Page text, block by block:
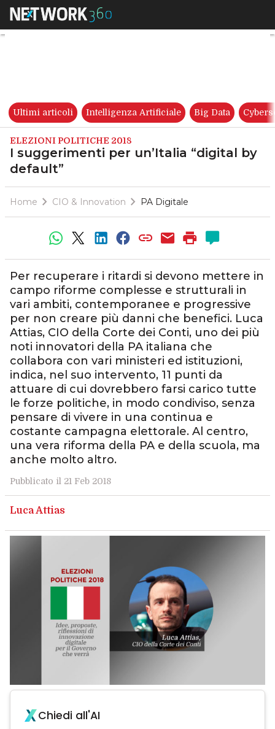
I suggerimenti per un’Italia
Ultimi articoli Intelligenza Artificiale Big Data
ELEZIONI POLITICHE 2018
I suggerimenti per un’Italia “digital by
default”
Home CIO & Innovation PA Digitale
Per recuperare i ritardi si devono mettere in
campo riforme complesse e strutturali in
vari ambiti, contemporanee e progressive
per non creare più danni che benefici. Luca
Attias, CIO della Corte dei Conti, uno dei più
noti innovatori della PA italiana che
collabora con vari ministeri ed istituzioni,
indica, nel suo intervento, 11 punti da
attuare di cui dovrebbero farsi carico tutte
le forze politiche, in modo condiviso, senza
pensare di vivere in una continua e
costante campagna elettorale. Al centro,
una vera riforma della PA e della scuola, ma
anche molto altro.
Pubblicato il 21 Feb 2018
Luca Attias
Chiedi all'AI